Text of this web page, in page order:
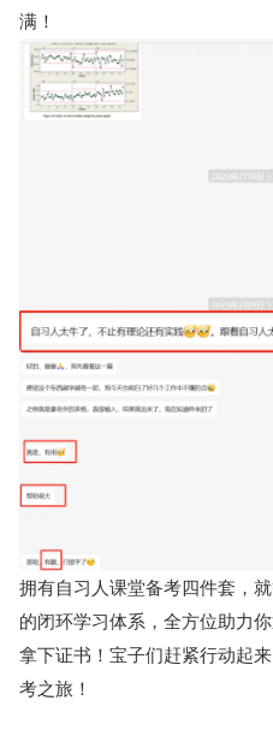
满！
拥有自习人课堂备考四件套，
的闭环学习体系，全方位助力
拿下证书！宝子们赶紧行动起
考之旅！